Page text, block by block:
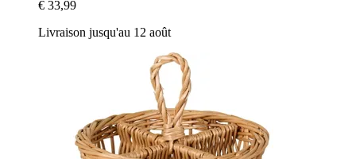
€ 33,99
Livraison jusqu'au 12 août